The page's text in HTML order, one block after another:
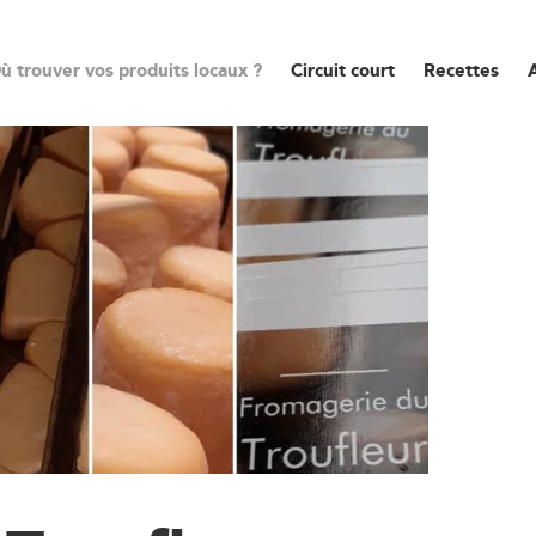
trouver vos produits locaux ? Circuit court Recettes